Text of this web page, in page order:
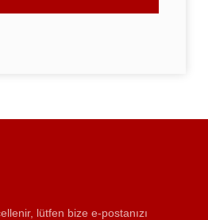
lütfen bize e-postanızı